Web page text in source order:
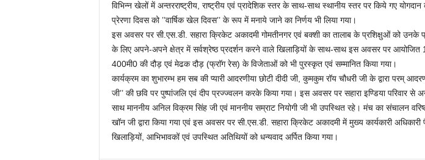
विभिन्न खेलों में अन्तरराष्ट्रीय, राष्ट्रीय एवं प्रादेशिक स्तर के साथ-साथ स्थानीय स्तर पर किये गए
प्रेरणा दिवस को ’’वार्षिक खेल दिवस’’ के रूप में मनाये जाने का निर्णय भी लिया गया।
इस अवसर पर सी.एस.डी. सहारा क्रिकेट अकादमी गोमतीनगर एवं बक्शी का तालाब के प्रशिक्षुओं को उनके
के लिए अपने-अपने क्षेत्र में सर्वश्रेष्ठ प्रदर्शन करने वाले खिलाड़ियों के साथ-साथ इस अवसर पर आयोजित
400मी0 की दौड़ एवं मेढक दौड़ (फ्राॅग रेस) के विजेताओं को भी पुरस्कृत एवं सम्मानित किया गया।
कार्यक्रम का शुभारम्भ हम सब की प्यारी आदरणीया छोटी दीदी जी, कुमकुम रॉय चौधरी जी के द्वारा परम्
जी’’ की छवि पर पुष्पांजलि एवं दीप प्रज्ज्वलन करके किया गया। इस अवसर पर सहारा इण्डिया परिवार से
साथ माननीय अनिल विक्रम सिंह जी एवं माननीय सम्राट नियोगी जी भी उपस्थित रहे। मंच का संचालन
खॉन जी द्वारा किया गया एवं इस अवसर पर सी.एस.डी. सहारा क्रिकेट अकादमी में मुख्य कार्यकारी अधिकारी
खिलाड़ियों, आभिभावकों एवं उपस्थित अतिथियों को धन्यवाद अर्पित किया गया।